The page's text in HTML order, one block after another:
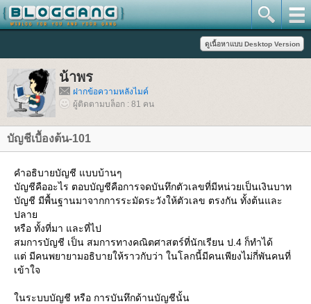
น้าพร
ฝากข้อความหลังไมค์
ผู้ติดตามบล็อก : 81 คน
บัญชีเบื้องต้น-101
คำอธิบายบัญชี แบบบ้านๆ
บัญชีคืออะไร ตอบบัญชีคือการจดบันทึกตัวเลขที่มีหน่วยเป็นเงินบาท
บัญชี มีพื้นฐานมาจากการระมัดระวังให้ตัวเลข ตรงกัน ทั้งต้นและ
ปลา
หรือ ทั้งที่มา และที่ไป
สมการบัญชี เป็น สมการทางคณิตศาสตร์ที่นักเรียน ป.4 ก็ทำได้
ต่ มีคนพยายามอธิบายให้ราวกับว่า ในโลกนี้มีคนเพียงไม่กี่พันคนที่
เข้าใจ
นระบบบัญชี หรือ การบันทึกด้านบัญชีนั้น